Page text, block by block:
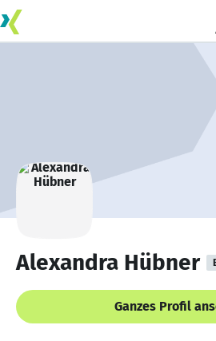
Alexandra Hübner
Ganzes Profil